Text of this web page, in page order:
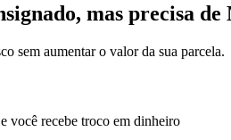
mas precisa
sem aumentar o valor da sua parcela.
você recebe troco em dinheiro